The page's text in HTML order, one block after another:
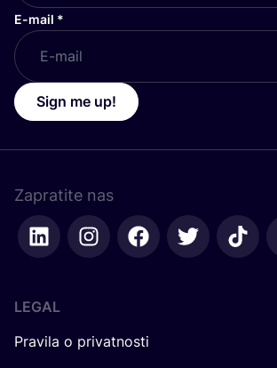
E-mail *
Sign me up!
Zapratite nas
LEGAL
Pravila o privatnosti